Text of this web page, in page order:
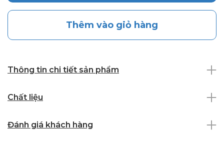
Thêm vào giỏ hàng
Thông tin chi tiết sản phẩm
Chất liệu
Đánh giá khách hàng